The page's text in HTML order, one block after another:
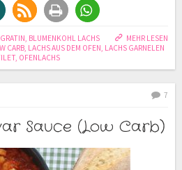
MEHR LESEN
, BLUMENKOHL LACHS
CARB, LACHS AUS DEM OFEN, LACHS GARNELEN
, OFENLACHS
7
Sauce (Low Carb)